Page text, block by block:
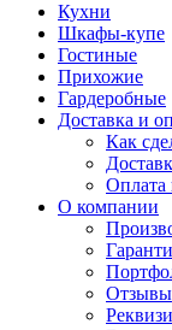
Кухни
Шкафы-купе
Гостиные
Прихожие
Гардеробные
Доставка и
Как
Оплата
О компании
Отзывы